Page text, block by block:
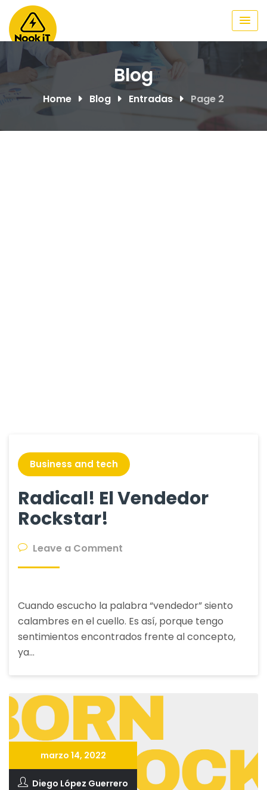
Skip
to
content
Blog
Home Blog Entradas Page 2
Blog
Business and tech
Radical! El Vendedor
Rockstar!
Leave a Comment
Rockstar!
Cuando escucho la palabra “vendedor” siento
calambres en el cuello. Es así, porque tengo
sentimientos encontrados frente al concepto,
ya…
marzo 14, 2022
Diego López Guerrero